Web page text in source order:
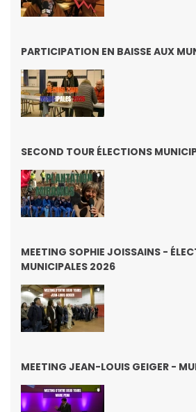
PARTICIPATION EN BAISSE AUX
SECOND TOUR ÉLECTIONS
MEETING SOPHIE JOISSAINS -
MUNICIPALES 2026
MEETING JEAN-LOUIS GEIGER -